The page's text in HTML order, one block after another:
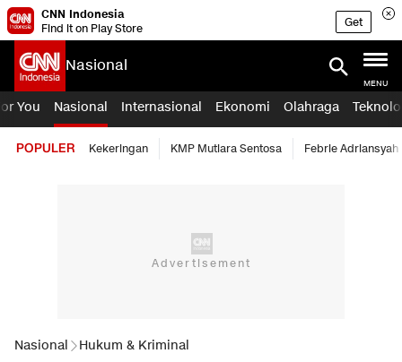
CNN Indonesia
Find it on Play Store
Get
Nasional
MENU
You Nasional Internasional Ekonomi Olahraga
POPULER Kekeringan KMP Mutiara Sentosa Febrie Adriansyah
Nasional Hukum & Kriminal